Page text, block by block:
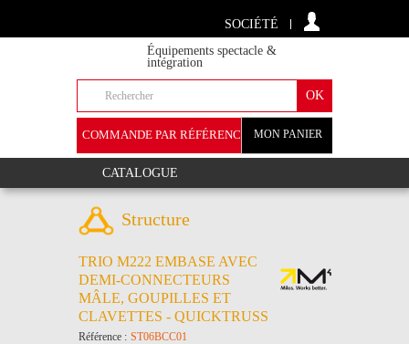
SOCIÉTÉ
Équipements spectacle &
intégration
MON PANIER
COMMANDE PAR RÉFÉRENCE
CATALOGUE
Structure
TRIO M222 EMBASE AVEC
DEMI-CONNECTEURS
MÂLE, GOUPILLES ET
CLAVETTES - QUICKTRUSS
Référence : ST06BCC01